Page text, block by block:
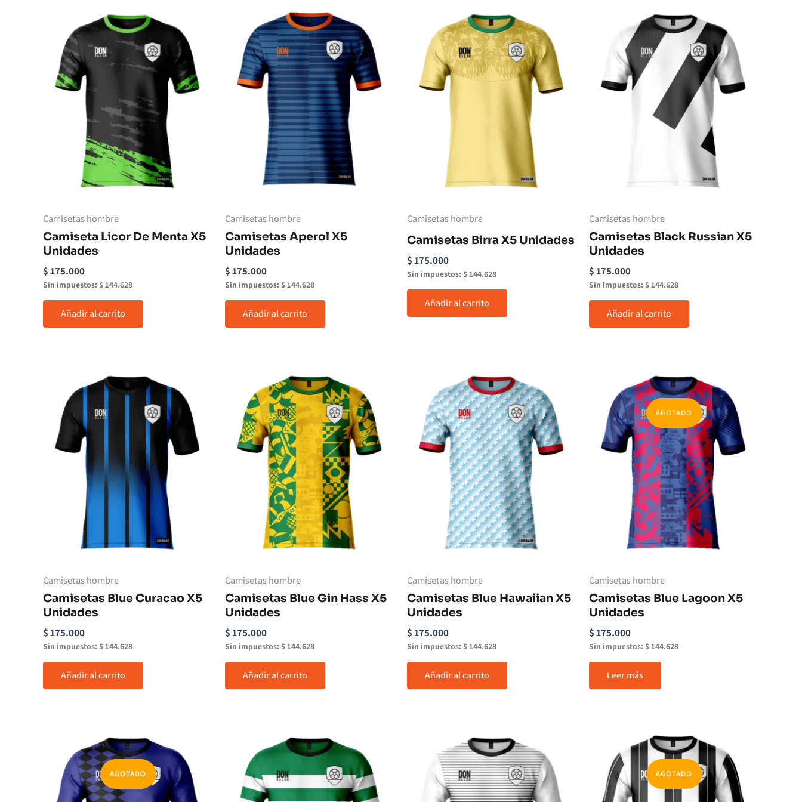
Camisetas hombre
Camiseta Licor De Menta X5
Unidades
$175.000
Sin impuestos: $144.628
Añadir al carrito
Camisetas hombre
Camisetas Aperol X5
Unidades
$175.000
Sin impuestos: $144.628
Añadir al carrito
Camisetas hombre
Camisetas Birra X5 Unidades
$175.000
Sin impuestos: $144.628
Añadir al carrito
Camisetas hombre
Camisetas Black Russian X5
Unidades
$175.000
Sin impuestos: $144.628
Añadir al carrito
Camisetas hombre
Camisetas Blue Curacao X5
Unidades
$175.000
Sin impuestos: $144.628
Añadir al carrito
Camisetas hombre
Camisetas Blue Gin Hass X5
Unidades
$175.000
Sin impuestos: $144.628
Añadir al carrito
Camisetas hombre
Camisetas Blue Hawaiian X5
Unidades
$175.000
Sin impuestos: $144.628
Añadir al carrito
AGOTADO
Camisetas hombre
Camisetas Blue Lagoon X5
Unidades
$175.000
Sin impuestos: $144.628
Leer más
AGOTADO AGOTADO